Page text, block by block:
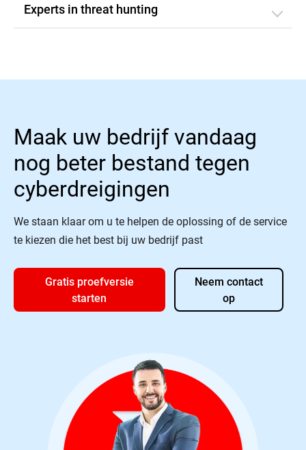
Experts in threat hunting
Maak uw bedrijf vandaag
nog beter bestand tegen
cyberdreigingen
We staan klaar om u te helpen de oplossing of de service
te kiezen die het best bij uw bedrijf past
Gratis proefversie
starten
Neem contact
op